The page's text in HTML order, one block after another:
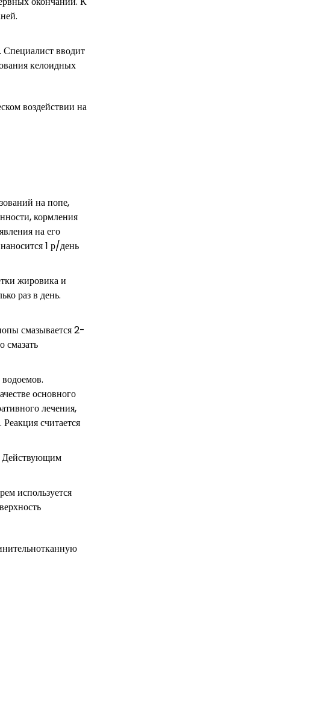
вводит
келоидных
воздействии на
на попе,
кормления
на его
1 р/день
жировика и
раз в день.
смазывается 2-
смазать
основного
лечения,
считается
Действующим
используется